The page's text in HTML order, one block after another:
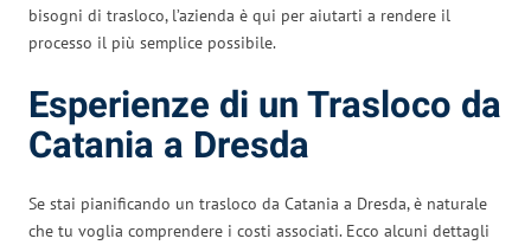
bisogni di trasloco, l’azienda è qui per aiutarti a rendere il
processo il più semplice possibile.
Esperienze di un Trasloco da
Catania a Dresda
Se stai pianificando un trasloco da Catania a Dresda, è naturale
che tu voglia comprendere i costi associati. Ecco alcuni dettagli